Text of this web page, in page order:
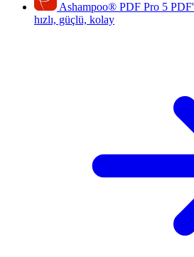
Ashampoo® PDF Pro 5
hızlı, güçlü, kolay